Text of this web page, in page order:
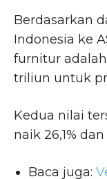
Berdasarkan
Indonesia ke
furnitur
triliun untuk
Kedua nilai
naik 26,1%
Baca juga: